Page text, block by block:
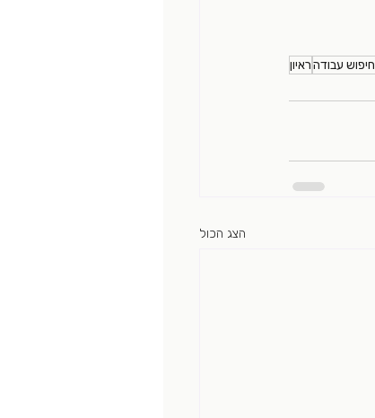
חיפוש עבודהראיון
הצג הכול